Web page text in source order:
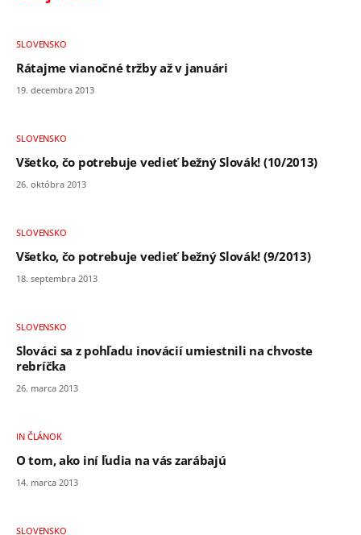
SLOVENSKO
Rátajme vianočné tržby až v januári
19. decembra 2013
SLOVENSKO
Všetko, čo potrebuje vedieť bežný Slovák! (10/2013)
26. októbra 2013
SLOVENSKO
Všetko, čo potrebuje vedieť bežný Slovák! (9/2013)
18. septembra 2013
SLOVENSKO
Slováci sa z pohľadu inovácií umiestnili na chvoste
rebríčka
26. marca 2013
IN ČLÁNOK
O tom, ako iní ľudia na vás zarábajú
14. marca 2013
SLOVENSKO